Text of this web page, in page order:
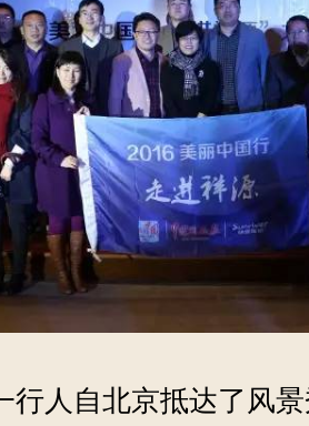
行人自北京抵达了风